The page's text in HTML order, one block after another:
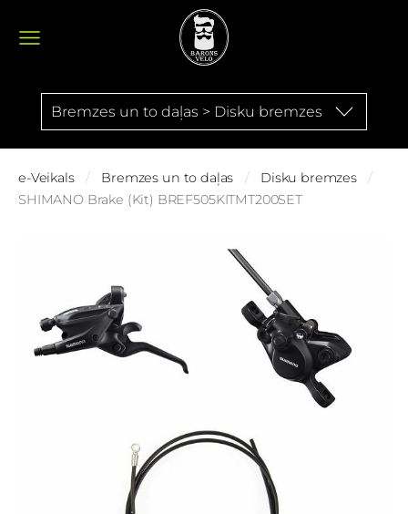
Bremzes un to daļas > Disku bremzes
e-Veikals Bremzes un to daļas
Disku bremzes
SHIMANO Brake (Kit) BREF505KITMT200SET